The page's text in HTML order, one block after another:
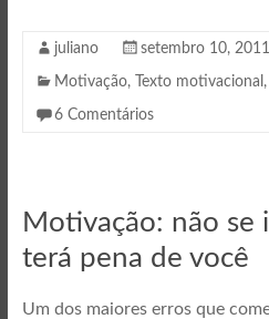
juliano setembro 10, 2011
Motivação, Texto motivacional ,
6 Comentários
Motivação: não se
terá pena de você
Um dos maiores erros que